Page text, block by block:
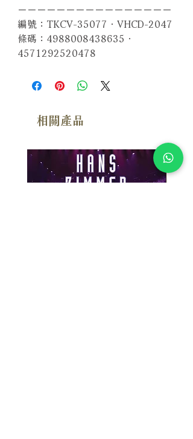
－－－－－－－－－－－－－－－－
編號：TKCV-35077．VHCD-2047
條碼：4988008438635．
4571292520478
相關產品
附試聽